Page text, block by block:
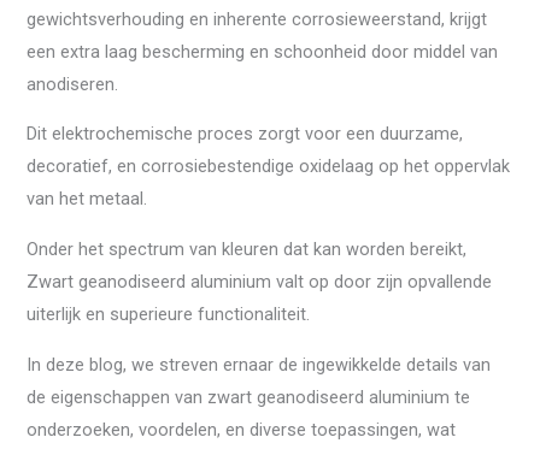
gewichtsverhouding en inherente corrosieweerstand, krijgt
een extra laag bescherming en schoonheid door middel van
anodiseren.
Dit elektrochemische proces zorgt voor een duurzame,
decoratief, en corrosiebestendige oxidelaag op het oppervlak
van het metaal.
Onder het spectrum van kleuren dat kan worden bereikt,
Zwart geanodiseerd aluminium valt op door zijn opvallende
uiterlijk en superieure functionaliteit.
In deze blog, we streven ernaar de ingewikkelde details van
de eigenschappen van zwart geanodiseerd aluminium te
onderzoeken, voordelen, en diverse toepassingen, wat